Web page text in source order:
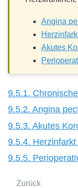
Angina
Akutes
9.5.1.
9.5.2. Angina
9.5.3. Akutes
9.5.4.
9.5.5.
Zurück